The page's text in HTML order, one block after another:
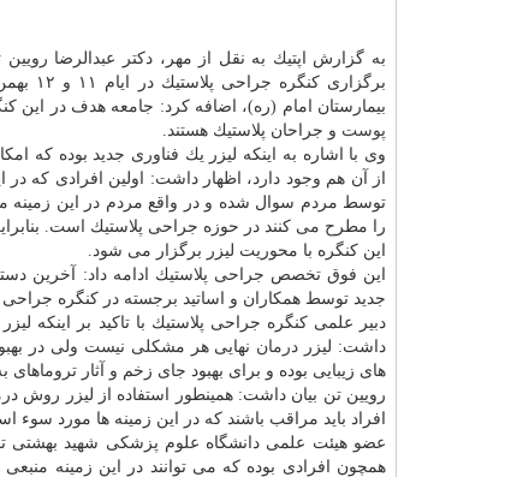
به گزارش اپتیك به نقل از مهر، دكتر عبدالرضا رویین
برگزاری
بیمارستان امام (ره)، اضافه كرد: جامعه هدف در این
پوست و جراحان پلاستیك هستند.
وی با اشاره به اینكه لیزر یك فناوری جدید بوده كه
از آن هم وجود دارد، اظهار داشت: اولین افرادی كه در
توسط مردم سوال شده و در واقع مردم در این
را مطرح می كنند در حوزه جراحی پلاستیك است.
این كنگره با محوریت لیزر برگزار می شود.
این فوق تخصص جراحی پلاستیك ادامه داد: آخرین
جدید توسط همكاران و اساتید برجسته در كنگره
دبیر علمی كنگره جراحی پلاستیك با تاكید بر اینكه
داشت: لیزر درمان نهایی هر مشكلی نیست ولی در
های زیبایی بوده و برای بهبود جای زخم و آثار تروماهای
رویین تن بیان داشت: همینطور استفاده از لیزر روش
افراد باید مراقب باشند كه در این زمینه ها مورد سوء
عضو هیئت علمی دانشگاه علوم پزشكی شهید بهشتی
همچون افرادی بوده كه می توانند در این زمینه